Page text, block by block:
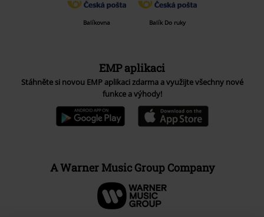
Balíkovna Balík Do ruky
EMP aplikaci
Stáhněte si novou EMP aplikaci zdarma a využijte všechny nové
funkce a výhody!
A Warner Music Group Company